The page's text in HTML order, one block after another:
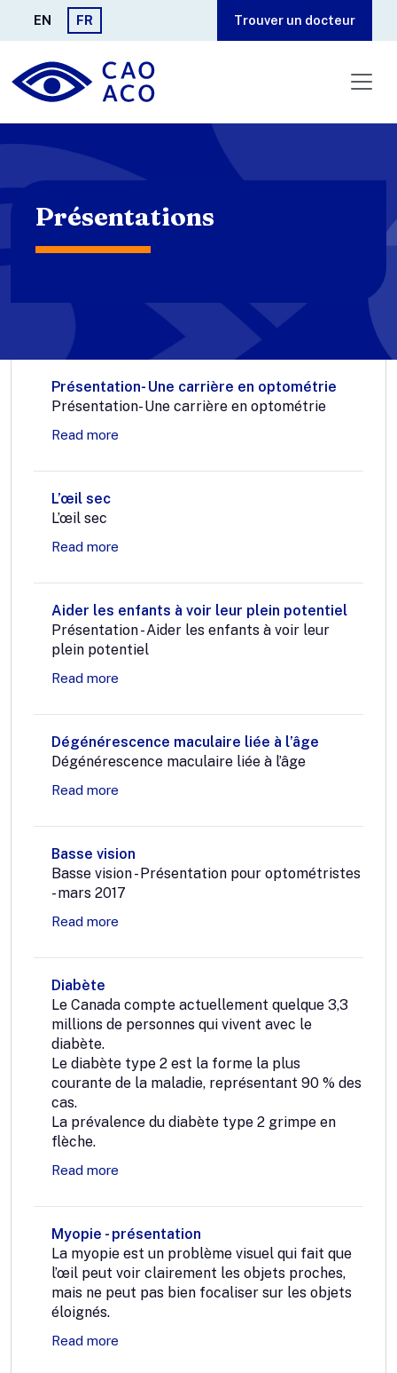
Aller au contenu principal
EN FR Trouver un docteur
Présentations
Présentation- Une carrière en optométrie
Présentation- Une carrière en optométrie
Read more
L’œil sec
L’œil sec
Read more
Aider les enfants à voir leur plein potentiel
Présentation - Aider les enfants à voir leur
plein potentiel
Read more
Dégénérescence maculaire liée à l’âge
Dégénérescence maculaire liée à l’âge
Read more
Basse vision
Basse vision - Présentation pour optométristes
- mars 2017
Read more
Diabète
Le Canada compte actuellement quelque 3,3
millions de personnes qui vivent avec le
diabète.
Le diabète type 2 est la forme la plus
courante de la maladie, représentant 90 % des
cas.
La prévalence du diabète type 2 grimpe en
flèche.
Read more
Myopie - présentation
La myopie est un problème visuel qui fait que
l’œil peut voir clairement les objets proches,
mais ne peut pas bien focaliser sur les objets
éloignés.
Read more